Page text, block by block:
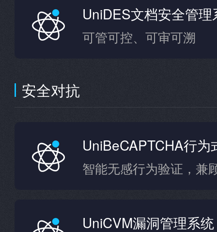
UniDES文档安全管理
可管可控、可审可溯
安全对抗
UniBeCAPTCHA行为
UniCVM漏洞管理系统